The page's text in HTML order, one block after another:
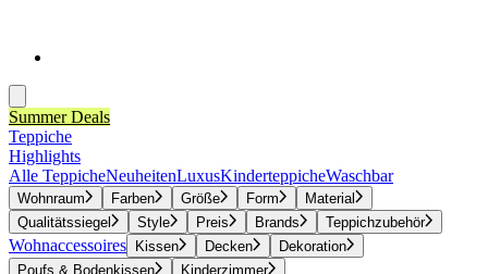
Summer Deals
Teppiche
Highlights
Alle TeppicheNeuheitenLuxusKinderteppicheWaschbar
Wohnraum Farben Größe Form
Material
Qualitätssiegel
Style Preis Brands Teppichzubehör
Wohnaccessoires Kissen Decken
Dekoration
Poufs & Bodenkissen
Kinderzimmer